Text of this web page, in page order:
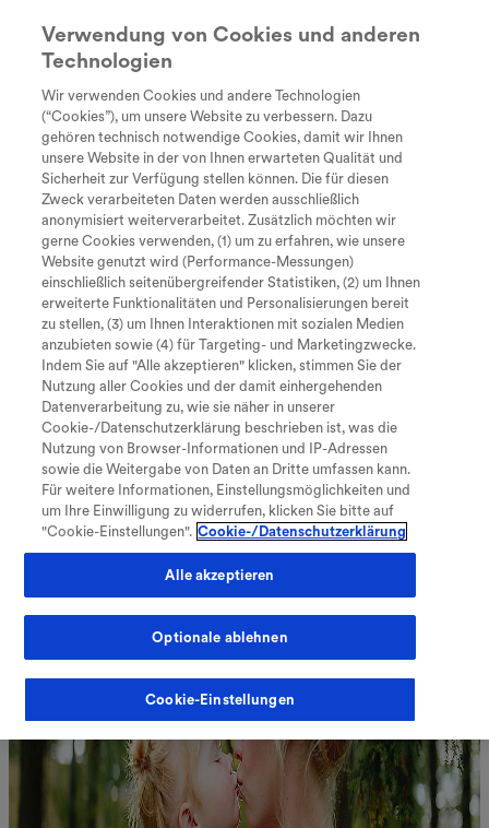
Tastaturkürzel zur Bedienung der
Seite
Zum Inhalt
Zum Hauptmenü
Seite durchsuchen
Nach oben springen
Verzeichnis öffnen
Every Day
Unstoppable
Diagnose
Therapie &
Behandlung
Meine TherapieWarenkorb
Suche
search
Genetik und Vererbung bei SMA
Als genetische Erkrankung wird die Spinale
Muskelatrophie von den Eltern an ihre Kinder
vererbt. Hier findest Du anschauliche
Erklärungen, welche Konstellationen bei der
Vererbung von SMA möglich sind, und Du
bekommst einen verständlichen Einblick in die
Genetik.
Lesezeit: 10 min
Verwendung von Cookies und anderen
Technologien
Wir verwenden Cookies und andere Technologien
(“Cookies”), um unsere Website zu verbessern. Dazu
gehören technisch notwendige Cookies, damit wir Ihnen
unsere Website in der von Ihnen erwarteten Qualität und
Sicherheit zur Verfügung stellen können. Die für diesen
Zweck verarbeiteten Daten werden ausschließlich
anonymisiert weiterverarbeitet. Zusätzlich möchten wir
gerne Cookies verwenden, (1) um zu erfahren, wie unsere
Website genutzt wird (Performance-Messungen)
einschließlich seitenübergreifender Statistiken, (2) um Ihnen
erweiterte Funktionalitäten und Personalisierungen bereit
zu stellen, (3) um Ihnen Interaktionen mit sozialen Medien
anzubieten sowie (4) für Targeting- und Marketingzwecke.
Indem Sie auf "Alle akzeptieren" klicken, stimmen Sie der
Nutzung aller Cookies und der damit einhergehenden
Datenverarbeitung zu, wie sie näher in unserer
Cookie-/Datenschutzerklärung beschrieben ist, was die
Nutzung von Browser-Informationen und IP-Adressen
sowie die Weitergabe von Daten an Dritte umfassen kann.
Für weitere Informationen, Einstellungsmöglichkeiten und
um Ihre Einwilligung zu widerrufen, klicken Sie bitte auf
"Cookie-Einstellungen". Cookie-/Datenschutzerklärung
Cookie-Einstellungen
Optionale ablehnen
Alle akzeptieren